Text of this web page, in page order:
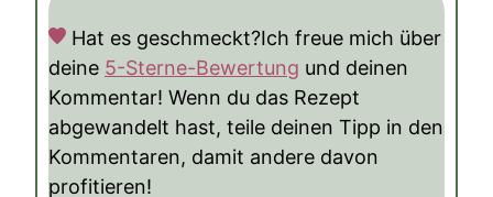
Hat es geschmeckt?Ich freue mich über
deine 5-Sterne-Bewertung und deinen
Kommentar! Wenn du das Rezept
abgewandelt hast, teile deinen Tipp in den
Kommentaren, damit andere davon
profitieren!